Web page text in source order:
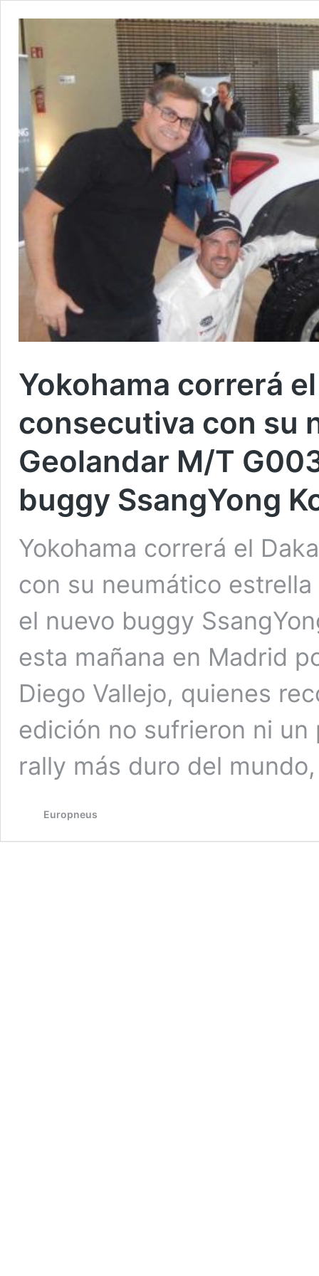
Yokohama correrá
consecutiva con su
Geolandar M/T
buggy SsangYong
Yokohama correrá el
con su neumático
el nuevo buggy
esta mañana en Madrid
Diego Vallejo, quienes
edición no sufrieron ni un
rally más duro del
Europneus